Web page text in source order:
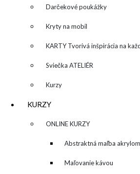
Darčekové poukážky
Kryty na mobil
KARTY Tvorivá inšpirácia na
deň
Sviečka ATELIÉR
Kurzy
KURZY
▼ ONLINE KURZY
▼ Abstraktná maľba akrylom
(Mixed Media)
Maľovanie kávou
PREDANÝ /
“Play”/ “Hra”, 120x80cm,
PREDANÝ/